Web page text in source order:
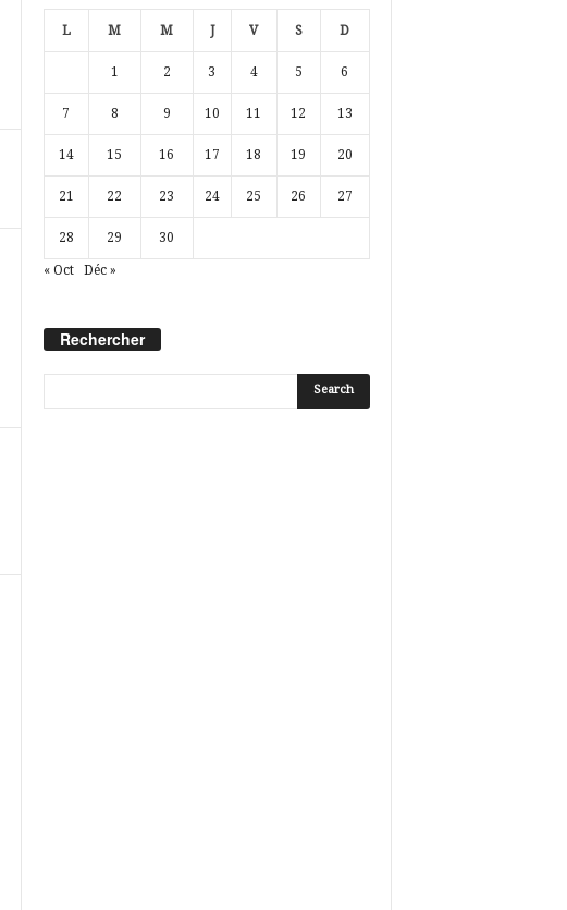
L M M J V S D
1 2 3 4 5 6
7 8 9 10 11 12 13
14 15 16 17 18 19 20
21 22 23 24 25 26 27
28 29 30
« Oct Déc »
Rechercher